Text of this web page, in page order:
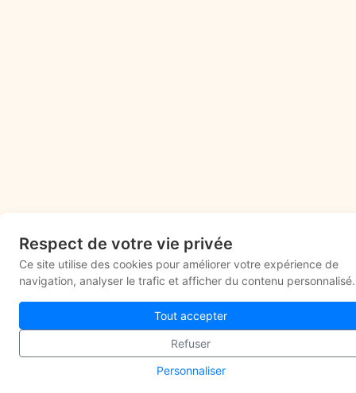
Respect de votre vie privée
Ce site utilise des cookies pour améliorer votre expérience de
navigation, analyser le trafic et afficher du contenu personnalisé.
Tout accepter
Refuser
Personnaliser